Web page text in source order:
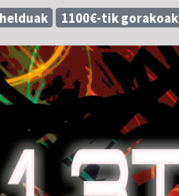
1100€-tik gorakoak